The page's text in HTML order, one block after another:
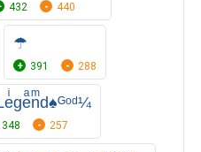
432 440
☂
391 288
348 257